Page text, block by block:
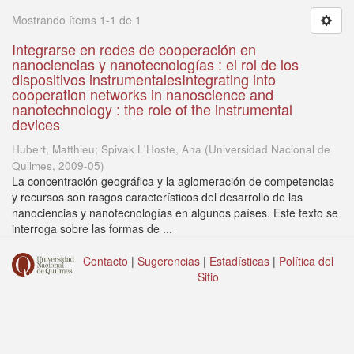
Mostrando ítems 1-1 de 1
Integrarse en redes de cooperación en
nanociencias y nanotecnologías : el rol de los
dispositivos instrumentalesIntegrating into
cooperation networks in nanoscience and
nanotechnology : the role of the instrumental
devices
Hubert, Matthieu; Spivak L'Hoste, Ana (Universidad Nacional de
Quilmes, 2009-05)
La concentración geográfica y la aglomeración de competencias
y recursos son rasgos característicos del desarrollo de las
nanociencias y nanotecnologías en algunos países. Este texto se
interroga sobre las formas de ...
Contacto | Sugerencias | Estadísticas | Política del
Sitio